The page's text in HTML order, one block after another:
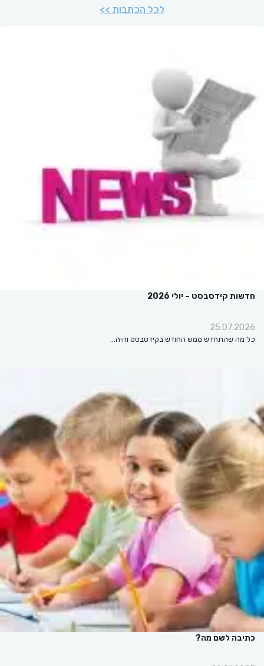
לכל הכתבות >>
חדשות קידסבסט – יולי 2026
25.07.2026
כל מה שהתחדש ממש החודש בקידסבסט והיה…
כתיבה לשם מה?